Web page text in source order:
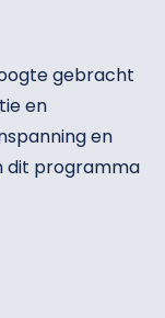
gebracht
en
en
dit programma